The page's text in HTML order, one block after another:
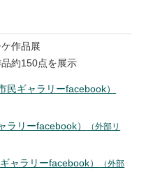
作品展
約150点を展示
民ギャラリーfacebook）
ラリーfacebook）
（外部リ
ャラリーfacebook）
（外部